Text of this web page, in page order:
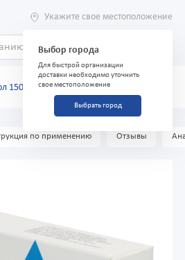
Укажите свое местоположение
Выбор города
Для быстрой организации
доставки необходимо уточнить
свое местоположение
Выбрать город
150 мг №1 капсулы
по применению Отзывы